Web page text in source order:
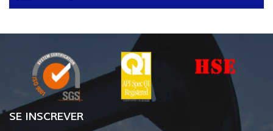
SE INSCREVER